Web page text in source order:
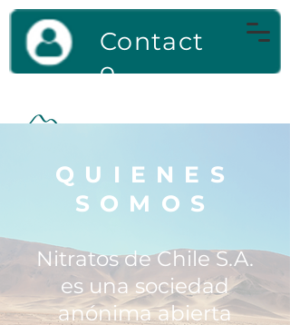
Contact
o
QUIENES
SOMOS
Nitratos de Chile S.A.
es una sociedad
anónima abierta